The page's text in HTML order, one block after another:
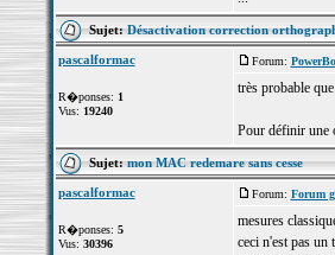
Sujet:Désactivation correction
pascalformac
R�ponses: 1
Vus: 19240
Forum:
très probable
Pour définir une
Sujet:mon MAC redemare sans cesse
pascalformac
R�ponses: 5
Vus: 30396
Forum: Forum
mesures
ceci n'est pas un